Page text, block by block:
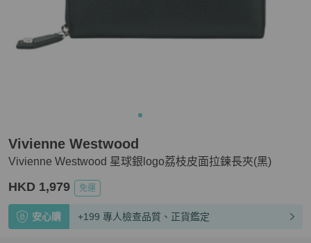
Vivienne Westwood 星球銀logo荔枝皮面拉鍊長夾(黑)
Vivienne Westwood
HKD 1,979 免運
安心購 +199 專人檢查品質、正貨鑑定